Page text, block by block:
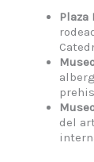
Plaza
del